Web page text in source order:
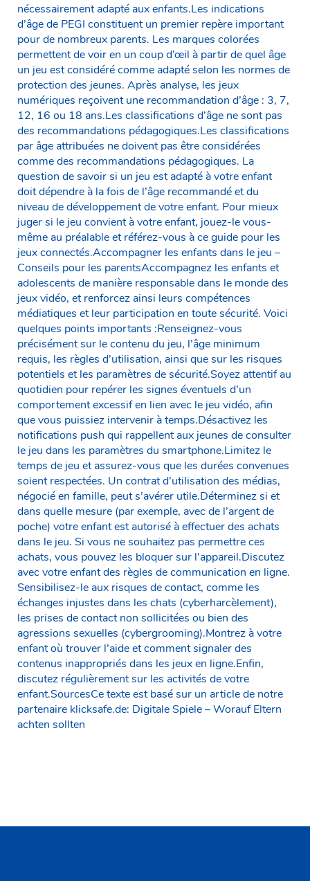
nécessairement adapté aux enfants.Les indications
d’âge de PEGI constituent un premier repère important
pour de nombreux parents. Les marques colorées
permettent de voir en un coup d’œil à partir de quel âge
un jeu est considéré comme adapté selon les normes de
protection des jeunes. Après analyse, les jeux
numériques reçoivent une recommandation d’âge : 3, 7,
12, 16 ou 18 ans.Les classifications d’âge ne sont pas
des recommandations pédagogiques.Les classifications
par âge attribuées ne doivent pas être considérées
comme des recommandations pédagogiques. La
question de savoir si un jeu est adapté à votre enfant
doit dépendre à la fois de l’âge recommandé et du
niveau de développement de votre enfant. Pour mieux
juger si le jeu convient à votre enfant, jouez-le vous-
même au préalable et référez-vous à ce guide pour les
jeux connectés.Accompagner les enfants dans le jeu –
Conseils pour les parentsAccompagnez les enfants et
adolescents de manière responsable dans le monde des
jeux vidéo, et renforcez ainsi leurs compétences
médiatiques et leur participation en toute sécurité. Voici
quelques points importants :Renseignez-vous
précisément sur le contenu du jeu, l’âge minimum
requis, les règles d’utilisation, ainsi que sur les risques
potentiels et les paramètres de sécurité.Soyez attentif au
quotidien pour repérer les signes éventuels d’un
comportement excessif en lien avec le jeu vidéo, afin
que vous puissiez intervenir à temps.Désactivez les
notifications push qui rappellent aux jeunes de consulter
le jeu dans les paramètres du smartphone.Limitez le
temps de jeu et assurez-vous que les durées convenues
soient respectées. Un contrat d’utilisation des médias,
négocié en famille, peut s’avérer utile.Déterminez si et
dans quelle mesure (par exemple, avec de l’argent de
poche) votre enfant est autorisé à effectuer des achats
dans le jeu. Si vous ne souhaitez pas permettre ces
achats, vous pouvez les bloquer sur l’appareil.Discutez
avec votre enfant des règles de communication en ligne.
Sensibilisez-le aux risques de contact, comme les
échanges injustes dans les chats (cyberharcèlement),
les prises de contact non sollicitées ou bien des
agressions sexuelles (cybergrooming).Montrez à votre
enfant où trouver l’aide et comment signaler des
contenus inappropriés dans les jeux en ligne.Enfin,
discutez régulièrement sur les activités de votre
enfant.SourcesCe texte est basé sur un article de notre
partenaire klicksafe.de: Digitale Spiele – Worauf Eltern
achten sollten